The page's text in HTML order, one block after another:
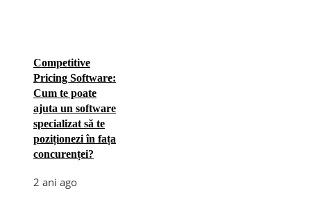
Competitive
Pricing Software:
Cum te poate
ajuta un software
specializat să te
poziționezi în fața
concurenței?
2 ani ago